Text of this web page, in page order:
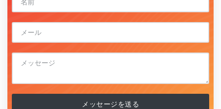
メッセージを送る